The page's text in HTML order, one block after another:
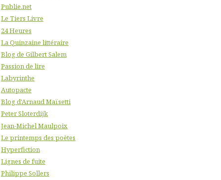
Publie.net
Le Tiers Livre
24 Heures
La Quinzaine littéraire
Blog de Gilbert Salem
Passion de lire
Labyrinthe
Autopacte
Blog d'Arnaud Maïsetti
Peter Sloterdijk
Jean-Michel Maulpoix
Le printemps des poètes
Hyperfiction
Lignes de fuite
Philippe Sollers